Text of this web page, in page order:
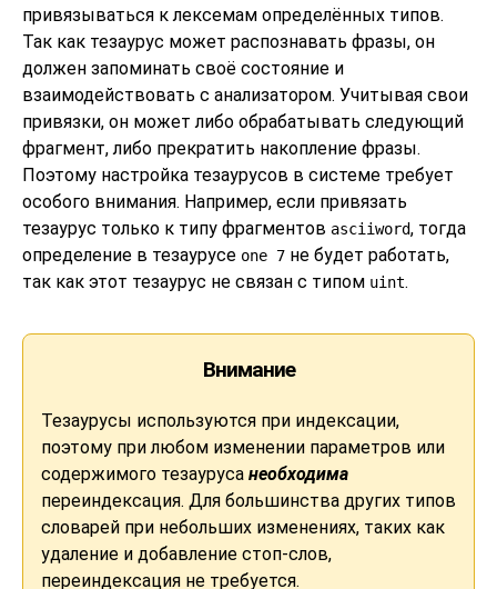
привязываться к лексемам определённых типов.
Так как тезаурус может распознавать фразы, он
должен запоминать своё состояние и
взаимодействовать с анализатором. Учитывая свои
привязки, он может либо обрабатывать следующий
фрагмент, либо прекратить накопление фразы.
Поэтому настройка тезаурусов в системе требует
особого внимания. Например, если привязать
тезаурус только к типу фрагментов asciiword, тогда
определение в тезаурусе one 7 не будет работать,
так как этот тезаурус не связан с типом uint.
Внимание
Тезаурусы используются при индексации,
поэтому при любом изменении параметров или
содержимого тезауруса необходима
переиндексация. Для большинства других типов
словарей при небольших изменениях, таких как
удаление и добавление стоп-слов,
переиндексация не требуется.